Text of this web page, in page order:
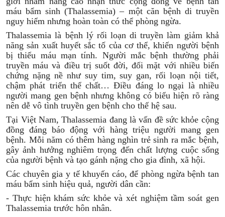
Tin tức
Dịch vụ y tế
Dành cho khách hàng
máu bẩm sinh (Thalassemia) – một căn bệnh di truyền
nguy hiểm nhưng hoàn toàn có thể phòng ngừa.
Thalassemia là bệnh lý rối loạn di truyền làm giảm khả
năng sản xuất huyết sắc tố của cơ thể, khiến người bệnh
bị thiếu máu mạn tính. Người mắc bệnh thường phải
truyền máu và điều trị suốt đời, đối mặt với nhiều biến
chứng nặng nề như suy tim, suy gan, rối loạn nội tiết,
chậm phát triển thể chất… Điều đáng lo ngại là nhiều
người mang gen bệnh nhưng không có biểu hiện rõ ràng
nên dễ vô tình truyền gen bệnh cho thế hệ sau.
Tại Việt Nam, Thalassemia đang là vấn đề sức khỏe cộng
đồng đáng báo động với hàng triệu người mang gen
bệnh. Mỗi năm có thêm hàng nghìn trẻ sinh ra mắc bệnh,
gây ảnh hưởng nghiêm trọng đến chất lượng cuộc sống
của người bệnh và tạo gánh nặng cho gia đình, xã hội.
Các chuyên gia y tế khuyến cáo, để phòng ngừa bệnh tan
máu bẩm sinh hiệu quả, người dân cần:
- Thực hiện khám sức khỏe và xét nghiệm tầm soát gen
Thalassemia trước hôn nhân.